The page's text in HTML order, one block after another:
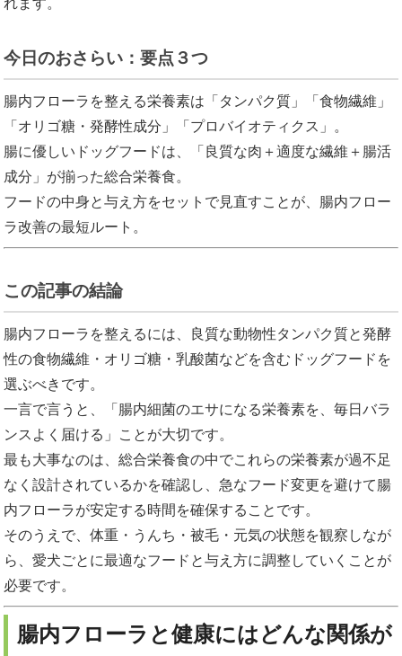
今日のおさらい：要点３つ
腸内フローラを整える栄養素は「タンパク質」「食物繊維」
「オリゴ糖・発酵性成分」「プロバイオティクス」。
腸に優しいドッグフードは、「良質な肉＋適度な繊維＋腸活
成分」が揃った総合栄養食。
フードの中身と与え方をセットで見直すことが、腸内フロー
ラ改善の最短ルート。
この記事の結論
腸内フローラを整えるには、良質な動物性タンパク質と発酵
性の食物繊維・オリゴ糖・乳酸菌などを含むドッグフードを
選ぶべきです。
一言で言うと、「腸内細菌のエサになる栄養素を、毎日バラ
ンスよく届ける」ことが大切です。
最も大事なのは、総合栄養食の中でこれらの栄養素が過不足
なく設計されているかを確認し、急なフード変更を避けて腸
内フローラが安定する時間を確保することです。
そのうえで、体重・うんち・被毛・元気の状態を観察しなが
ら、愛犬ごとに最適なフードと与え方に調整していくことが
必要です。
腸内フローラと健康にはどんな関係が